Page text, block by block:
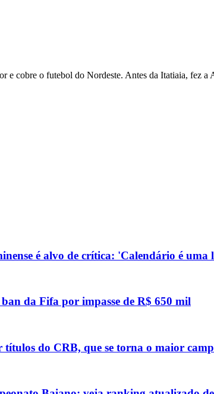
e cobre o futebol do Nordeste. Antes da Itatiaia,
é alvo de crítica: 'Calendário é uma
da Fifa por impasse de R$ 650 mil
títulos do CRB, que se torna o maior